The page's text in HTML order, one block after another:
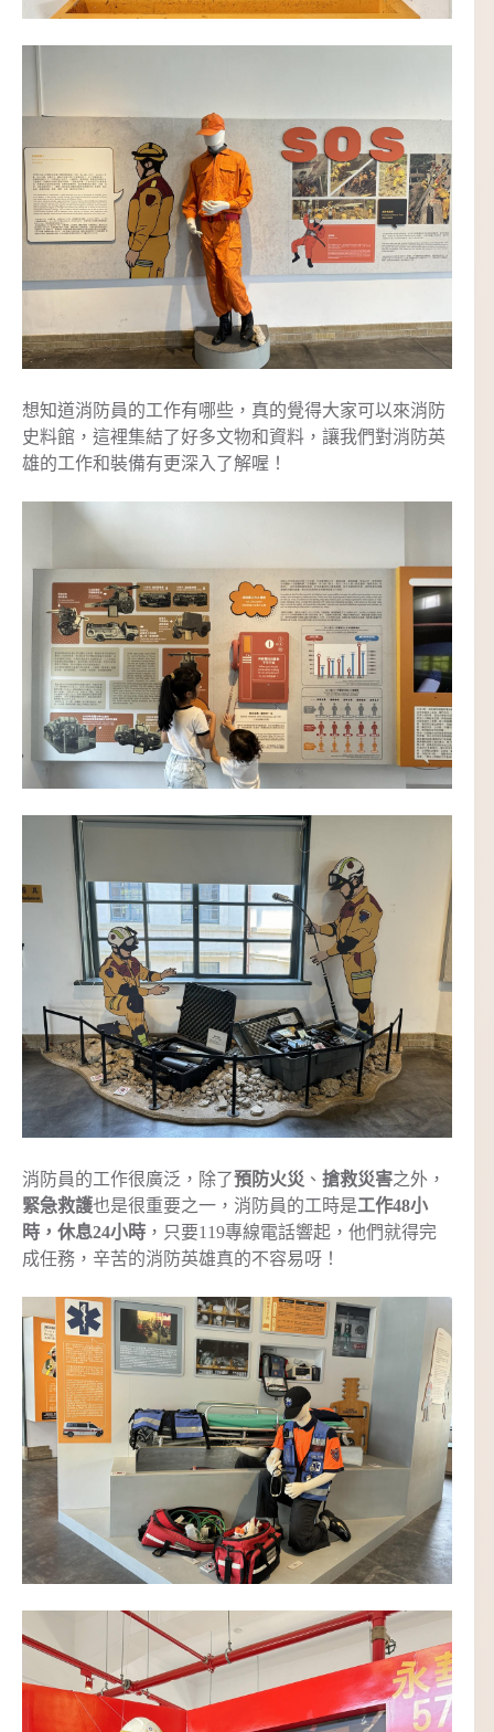
想知道消防員的工作有哪些，真的覺得大家可以來消防
史料館，這裡集結了好多文物和資料，讓我們對消防英
雄的工作和裝備有更深入了解喔！
消防員的工作很廣泛，除了預防火災 、 搶救災害之外，
緊急救護也是很重要之一，消防員的工時是工作48小
時，休息24小時 ，只要119專線電話響起，他們就得完
成任務，辛苦的消防英雄真的不容易呀！